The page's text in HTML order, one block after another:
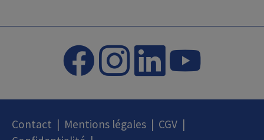
Contact Mentions légales CGV